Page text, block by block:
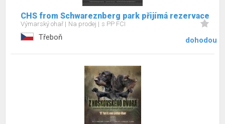
CHS from Schwareznberg park přijímá rezervace
Výmarský ohař Na prodej s PP FCI
Třeboň dohodou